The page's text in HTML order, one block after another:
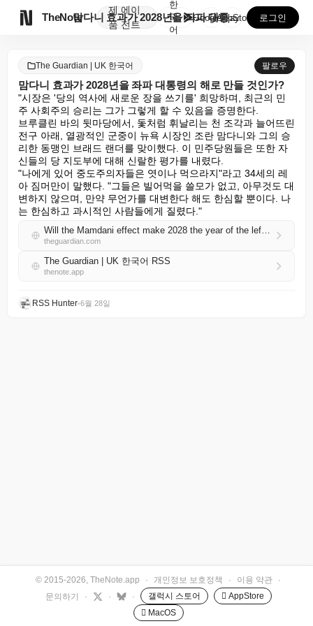
TheNote
제
품
에이
전트
맘다니 효과가 2028년을 좌파 대통령의 해로 만들 것...
한
국
어
GooglePlay
AppStore 로그인
The Guardian | UK 한국어 팔로우
맘다니 효과가 2028년을 좌파 대통령의 해로 만들 것인가?
"시장은 '당의 역사에 새로운 장을 쓰기를' 희망하며, 최근의 민
주 사회주의 승리는 그가 그렇게 할 수 있음을 증명한다.
브루클린 바의 뒷마당에서, 돛처럼 휘날리는 천 조각과 늘어뜨린
전구 아래, 열광적인 군중이 뉴욕 시장인 조란 맘다니와 그의 승
리한 동맹인 브래드 랜더를 맞이했다. 이 민주당원들은 또한 자
신들의 당 지도부에 대해 신랄한 평가를 내렸다.
"나에게 있어 중도주의자들은 엿이나 먹으라지"라고 34세의 레
아 짐머만이 말했다. "그들은 빌어먹을 쓸모가 없고, 아무것도 대
변하지 않으며, 만약 무언가를 대변한다 해도 한심할 뿐이다. 나
는 한심하고 과시적인 사람들에게 질렸다."
Will the Mamdani effect make 2028 the year of the leftwing president?
theguardian.com
The Guardian | UK 한국어 RSS
thenote.app
RSS Hunter•6월 28일
© 2015-2026, TheNote.app · 개인정보 보호정책 · 이용 약관
·
문의하기
· · · 갤럭시 스토어
 AppStore
 MacOS